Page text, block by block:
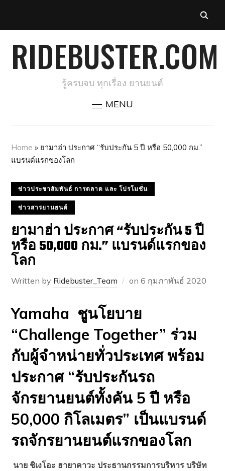
RIDEBUSTER.COM
รู้ครบจบ ทุกเรื่อง ยานยนต์
MENU
Home » ยามาฮ่า ประกาศ “รับประกัน 5 ปี หรือ 50,000 กม.”
แบรนด์แรกของโลก
ข่าวประชาสัมพันธ์ การตลาด และ โปรโมชั่น
ข่าวสารยานยนต์
ยามาฮ่า ประกาศ “รับประกัน 5 ปี
หรือ 50,000 กม.” แบรนด์แรกของ
โลก
Written by Ridebuster_Team on6 กุมภาพันธ์ 2020
Yamaha ชูนโยบาย
“Challenge Together” ร่วม
กับผู้จำหน่ายทั่วประเทศ พร้อม
ประกาศ “รับประกันรถ
จักรยานยนต์ทั้งคัน 5 ปี หรือ
50,000 กิโลเมตร” เป็นแบรนด์
รถจักรยานยนต์แรกของโลก
นาย ชิเงโอะ ฮายาคาวะ ประธานกรรมการบริหาร บริษัท